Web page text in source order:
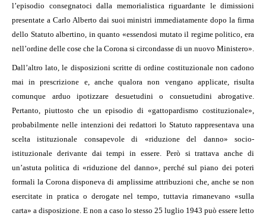
l’episodio consegnatoci dalla memorialistica riguardante le dimissioni
presentate a Carlo Alberto dai suoi ministri immediatamente dopo la firma
dello Statuto albertino, in quanto «essendosi mutato il regime politico, era
nell’ordine delle cose che la Corona si circondasse di un nuovo Ministero».
Dall’altro lato, le disposizioni scritte di ordine costituzionale non cadono
mai in prescrizione e, anche qualora non vengano applicate, risulta
comunque arduo ipotizzare desuetudini o consuetudini abrogative.
Pertanto, piuttosto che un episodio di «gattopardismo costituzionale»,
probabilmente nelle intenzioni dei redattori lo Statuto rappresentava una
scelta istituzionale consapevole di «riduzione del danno» socio-
istituzionale derivante dai tempi in essere. Però si trattava anche di
un’astuta politica di «riduzione del danno», perché sul piano dei poteri
formali la Corona disponeva di amplissime attribuzioni che, anche se non
esercitate in pratica o derogate nel tempo, tuttavia rimanevano «sulla
carta» a disposizione. E non a caso lo stesso 25 luglio 1943 può essere letto